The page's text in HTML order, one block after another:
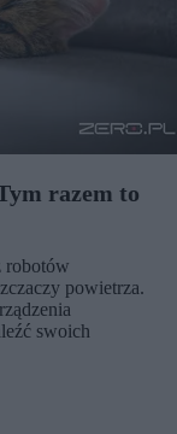
razem to
robotów
powietrza.
swoich